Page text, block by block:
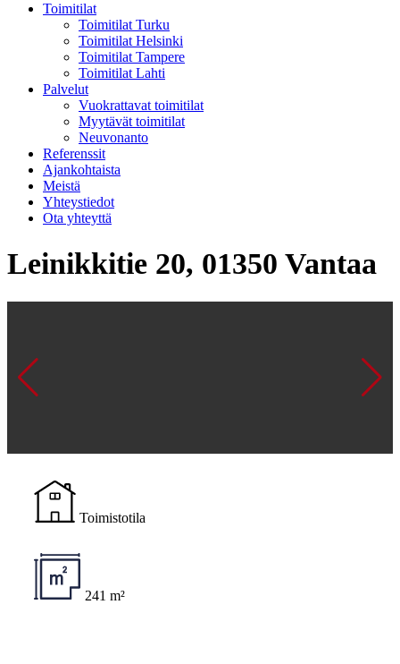
Toimitilat
Toimitilat Turku
Toimitilat Helsinki
Toimitilat Tampere
Toimitilat Lahti
Palvelut
Vuokrattavat toimitilat
Myytävät toimitilat
Neuvonanto
Referenssit
Ajankohtaista
Meistä
Yhteystiedot
Ota yhteyttä
Leinikkitie 20, 01350 Vantaa
Toimistotila
241 m²